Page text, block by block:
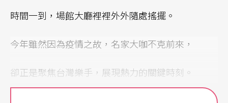
時間一到，場館大廳裡裡外外隨處搖擺。
今年雖然因為疫情之故，名家大咖不克前來，
卻正是聚焦台灣樂手，展現熱力的關鍵時刻。